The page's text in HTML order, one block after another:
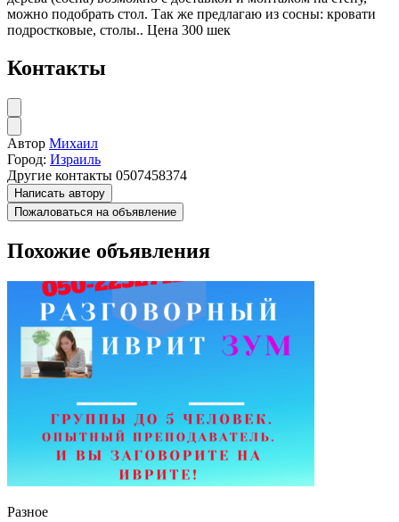
можно подобрать стол. Так же предлагаю из сосны: кровати
подростковые, столы.. Цена 300 шек
Контакты
Автор Михаил
Город: Израиль
Другие контакты 0507458374
Написать автору
Пожаловаться на объявление
Похожие объявления
Разное